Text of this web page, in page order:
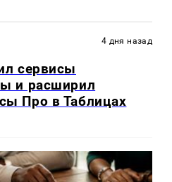
4 дня назад
сервисы
и расширил
Про в Таблицах